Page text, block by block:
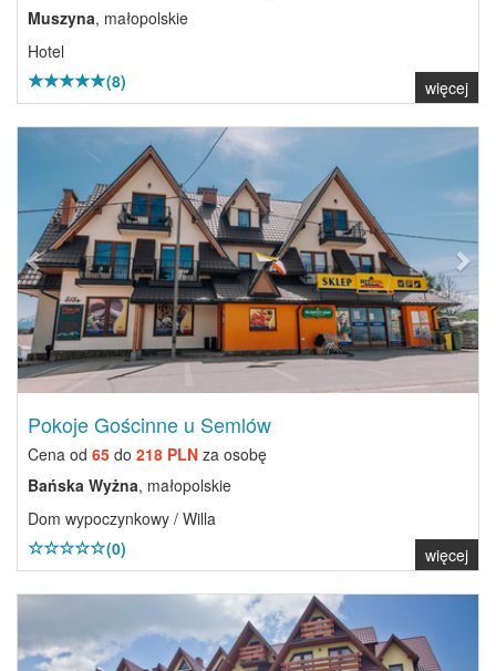
Muszyna, małopolskie
Hotel
(8)
więcej
Previous Next
Pokoje Gościnne u Semlów
Cena od 65 do 218 PLN za osobę
Bańska Wyżna, małopolskie
Dom wypoczynkowy / Willa
(0)
więcej